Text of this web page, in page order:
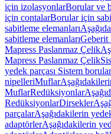
için izolasyonlarBorular ve
için contalarBorular için
sabitleme elemanları
sabitleme elemanlarıGeberit
Mapress Paslanmaz Çelik
Mapress Paslanmaz Çelik
yedek parçası Sistem
nipelleriMuflar
MuflarRedüksiyonlar
RedüksiyonlarDirsekler
parçalarAşağıdakilerin
adaptörlerAşağıdakilerin